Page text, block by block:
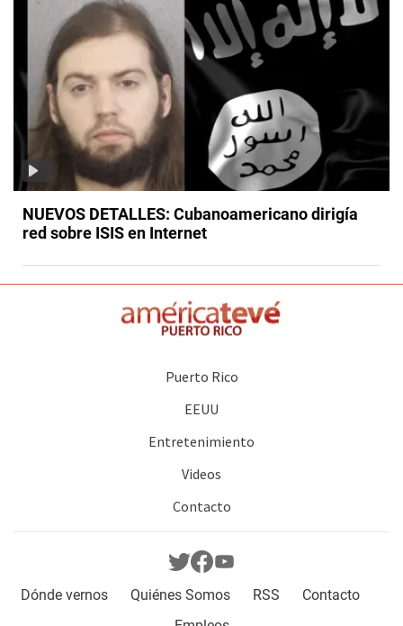
NUEVOS DETALLES: Cubanoamericano dirigía
red sobre ISIS en Internet
Puerto Rico
EEUU
Entretenimiento
Videos
Contacto
Dónde vernos Quiénes Somos RSS
Contacto